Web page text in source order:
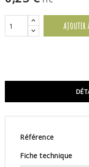
AJOUTER
Référence
Fiche technique